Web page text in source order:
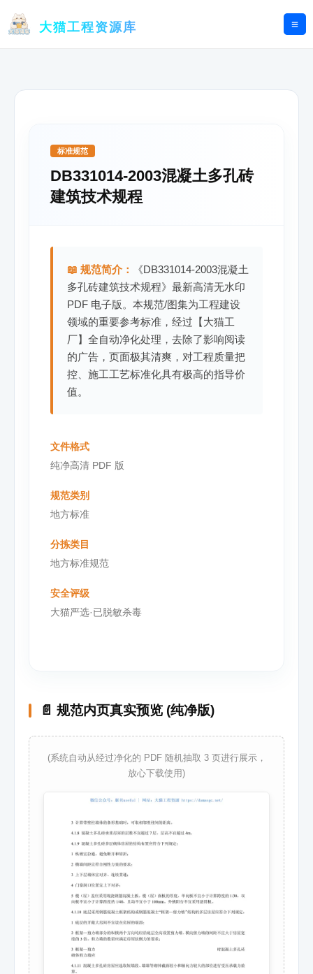
大猫工程资源库
标准规范
DB331014-2003混凝土多孔砖
建筑技术规程
📖 规范简介：
《DB331014-2003混凝土
多孔砖建筑技术规程》最新高清无水印
PDF 电子版。本规范/图集为工程建设
领域的重要参考标准，经过【大猫工
厂】全自动净化处理，去除了影响阅读
的广告，页面极其清爽，对工程质量把
控、施工工艺标准化具有极高的指导价
值。
文件格式
纯净高清 PDF 版
规范类别
地方标准
分拣类目
地方标准规范
安全评级
大猫严选·已脱敏杀毒
📄 规范内页真实预览 (纯净版)
(系统自动从经过净化的 PDF 随机抽取 3 页进行展示，
放心下载使用)